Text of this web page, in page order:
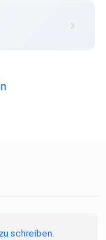
schreiben.